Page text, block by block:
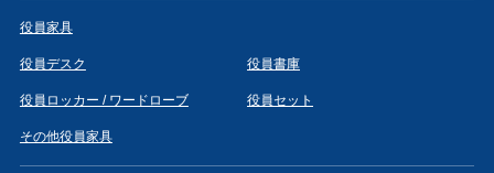
役員家具
役員デスク 役員書庫
役員ロッカー / ワードローブ 役員セット
その他役員家具